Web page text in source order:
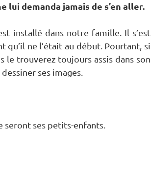
demanda jamais de s’en aller.
installé dans notre famille. Il s’est
qu’il ne l’était au début. Pourtant, si
le trouverez toujours assis dans son
ses images.
seront ses petits-enfants.